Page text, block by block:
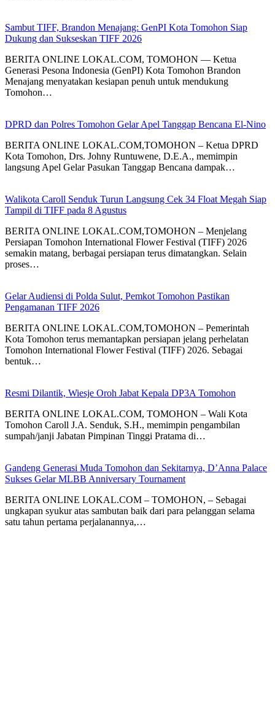
Sambut TIFF, Brandon Menajang: ​GenPI Kota Tomohon Siap
Dukung dan Sukseskan TIFF 2026
BERITA ONLINE LOKAL.COM, TOMOHON — Ketua
Generasi Pesona Indonesia (GenPI) Kota Tomohon Brandon
Menajang menyatakan kesiapan penuh untuk mendukung
Tomohon…
DPRD dan Polres Tomohon Gelar Apel Tanggap Bencana El-Nino
BERITA ONLINE LOKAL.COM,TOMOHON – Ketua DPRD
Kota Tomohon, Drs. Johny Runtuwene, D.E.A., memimpin
langsung Apel Gelar Pasukan Tanggap Bencana dampak…
Walikota Caroll Senduk Turun Langsung Cek 34 Float Megah Siap
Tampil di TIFF pada 8 Agustus
BERITA ONLINE LOKAL.COM,TOMOHON – Menjelang
Persiapan Tomohon International Flower Festival (TIFF) 2026
semakin matang, berbagai persiapan terus dimatangkan. Selain
proses…
Gelar Audiensi di Polda Sulut, Pemkot Tomohon Pastikan
Pengamanan TIFF 2026
BERITA ONLINE LOKAL.COM,TOMOHON – Pemerintah
Kota Tomohon terus memantapkan persiapan jelang perhelatan
Tomohon International Flower Festival (TIFF) 2026. Sebagai
bentuk…
Resmi Dilantik, Wiesje Oroh Jabat Kepala DP3A Tomohon
BERITA ONLINE LOKAL.COM, TOMOHON – Wali Kota
Tomohon Caroll J.A. Senduk, S.H., memimpin pengambilan
sumpah/janji Jabatan Pimpinan Tinggi Pratama di…
Gandeng Generasi Muda Tomohon dan Sekitarnya, D’Anna Palace
Sukses Gelar MLBB Anniversary Tournament
BERITA ONLINE LOKAL.COM – TOMOHON, – Sebagai
ungkapan syukur atas sambutan baik dari para pelanggan selama
satu tahun pertama perjalanannya,…